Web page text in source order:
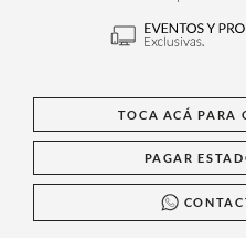
TOCA ACÁ PARA
PAGAR